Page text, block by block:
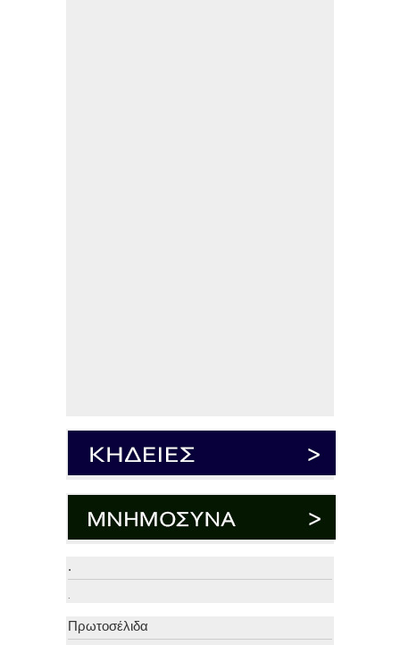
.
.
Πρωτοσέλιδα